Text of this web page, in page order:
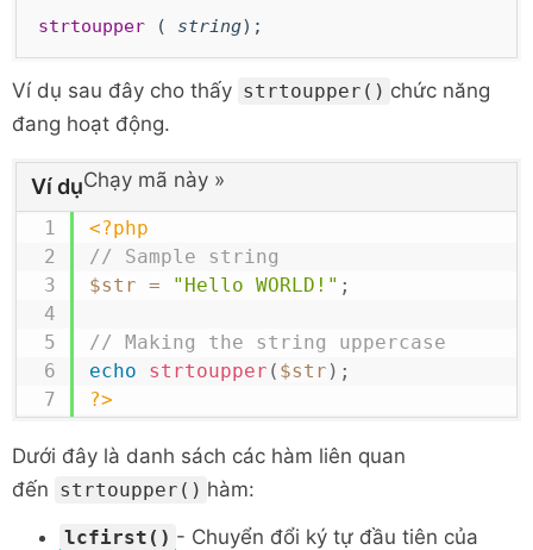
strtoupper ( string);
Ví dụ sau đây cho thấy strtoupper() chức năng
đang hoạt động.
Ví dụChạy mã này »
<?php
// Sample string
$str = "Hello WORLD!" ;
// Making the string uppercase
echo
strtoupper ( $str ) ;
?>
Dưới đây là danh sách các hàm liên quan
đến strtoupper() hàm:
lcfirst() - Chuyển đổi ký tự đầu tiên của